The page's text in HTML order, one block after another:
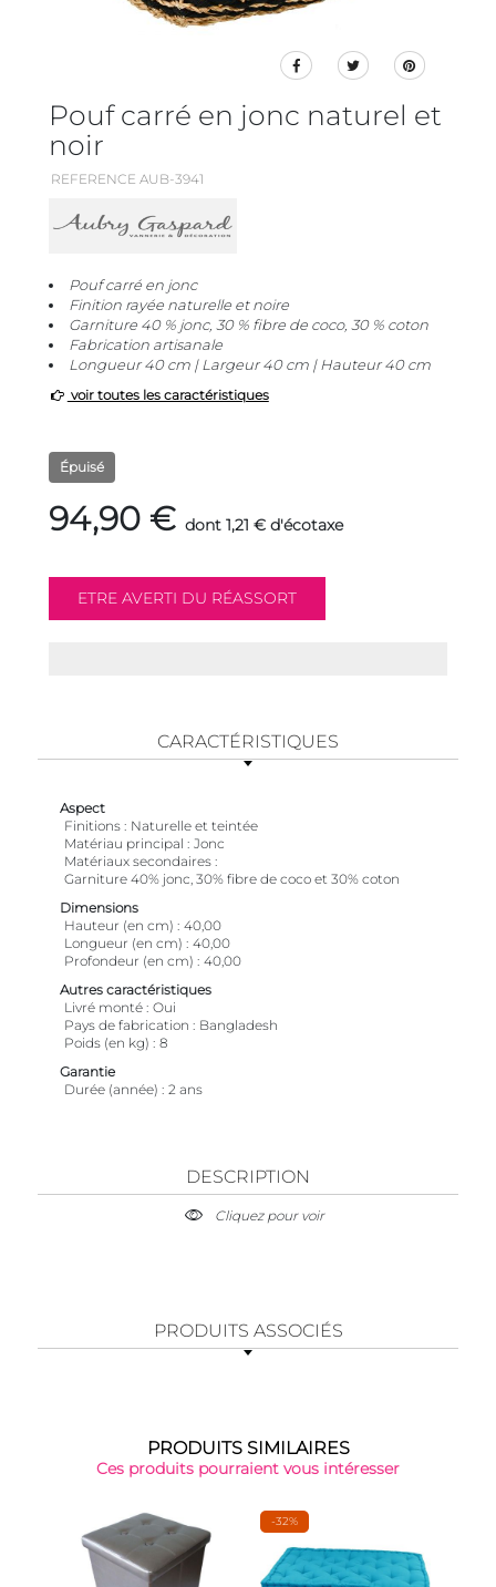
Pouf carré en jonc naturel et
noir
REFERENCE AUB-3941
Pouf carré en jonc
Finition rayée naturelle et noire
Garniture 40 % jonc, 30 % fibre de coco, 30 % coton
Fabrication artisanale
Longueur 40 cm | Largeur 40 cm | Hauteur 40 cm
voir toutes les caractéristiques
Épuisé
94,90 € dont 1,21 € d'écotaxe
CARACTÉRISTIQUES
Aspect
Finitions
Naturelle et teintée
Matériau principal
Jonc
Matériaux secondaires
Garniture 40% jonc, 30% fibre de coco et 30% coton
Dimensions
Hauteur (en cm)
40,00
Longueur (en cm)
40,00
Profondeur (en cm)
40,00
Autres caractéristiques
Livré monté Oui
Pays de fabrication
Bangladesh
Poids (en kg)
8
Garantie
Durée (année)
2 ans
DESCRIPTION
Cliquez pour voir
PRODUITS ASSOCIÉS
PRODUITS SIMILAIRES
Ces produits pourraient vous intéresser
-32%